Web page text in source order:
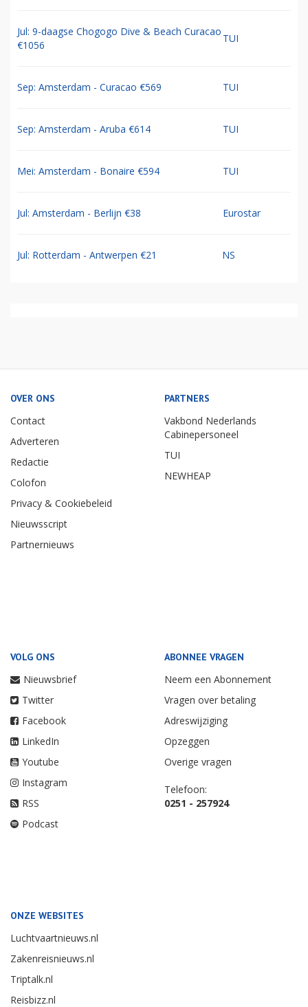
Jul: 9-daagse Chogogo Dive & Beach Curacao
€1056
TUI
Sep: Amsterdam - Curacao €569 TUI
Sep: Amsterdam - Aruba €614 TUI
Mei: Amsterdam - Bonaire €594 TUI
Jul: Amsterdam - Berlijn €38 Eurostar
Jul: Rotterdam - Antwerpen €21 NS
OVER ONS
Contact
Adverteren
Redactie
Colofon
Privacy & Cookiebeleid
Nieuwsscript
Partnernieuws
PARTNERS
Vakbond Nederlands
Cabinepersoneel
TUI
NEWHEAP
VOLG ONS
Nieuwsbrief
Twitter
Facebook
LinkedIn
Youtube
Instagram
RSS
Podcast
ABONNEE VRAGEN
Neem een Abonnement
Vragen over betaling
Adreswijziging
Opzeggen
Overige vragen
Telefoon:
0251 - 257924
ONZE WEBSITES
Luchtvaartnieuws.nl
Zakenreisnieuws.nl
Triptalk.nl
Reisbizz.nl